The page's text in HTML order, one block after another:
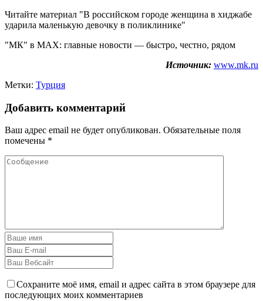
Читайте материал "В российском городе женщина в хиджабе
ударила маленькую девочку в поликлинике"
"МК" в MAX: главные новости — быстро, честно, рядом
Источник: www.mk.ru
Метки: Турция
Добавить комментарий
Ваш адрес email не будет опубликован. Обязательные поля
помечены *
Сохраните моё имя, email и адрес сайта в этом браузере для
последующих моих комментариев